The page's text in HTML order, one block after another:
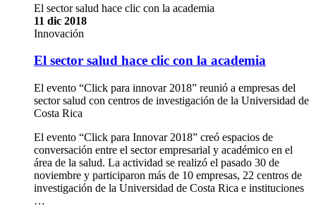
El sector salud hace clic con la academia
11 dic 2018
Innovación
El sector salud hace clic con la academia
El evento “Click para innovar 2018” reunió a empresas del
sector salud con centros de investigación de la Universidad de
Costa Rica
El evento “Click para Innovar 2018” creó espacios de
conversación entre el sector empresarial y académico en el
área de la salud. La actividad se realizó el pasado 30 de
noviembre y participaron más de 10 empresas, 22 centros de
investigación de la Universidad de Costa Rica e instituciones
…